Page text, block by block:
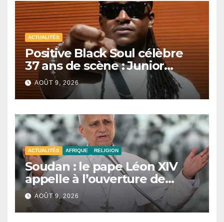
ACTUALITÉS
Positive Black Soul célèbre
37 ans de scène : Junior
Awadi face à un héritage
générationnel
AOÛT 9, 2026
ACTUALITÉS AFRIQUE RELIGION
Soudan : le pape Léon XIV
appelle à l’ouverture de
couloirs humanitaires
AOÛT 9, 2026